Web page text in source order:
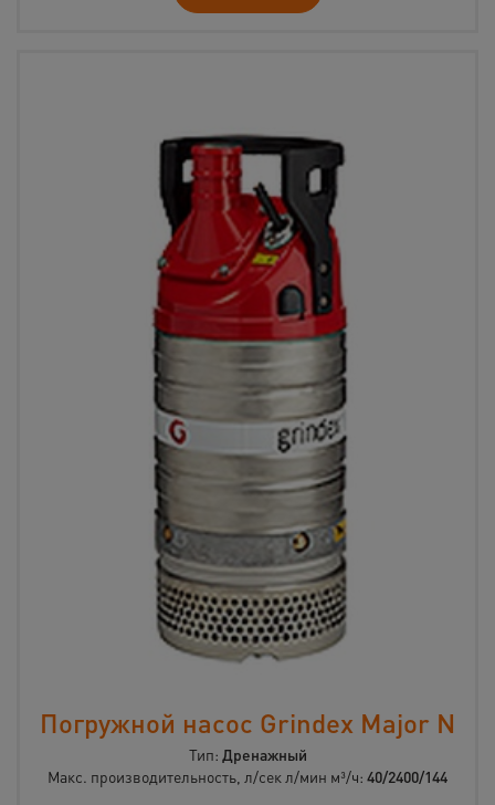
Погружной насос Grindex Major N
Тип: Дренажный
Макс. производительность, л/сек л/мин м³/ч: 40/2400/144